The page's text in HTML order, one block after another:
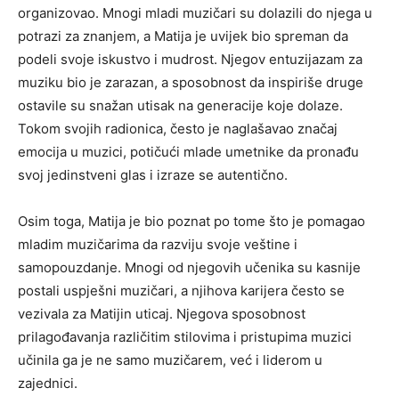
organizovao. Mnogi mladi muzičari su dolazili do njega u
potrazi za znanjem, a Matija je uvijek bio spreman da
podeli svoje iskustvo i mudrost. Njegov entuzijazam za
muziku bio je zarazan, a sposobnost da inspiriše druge
ostavile su snažan utisak na generacije koje dolaze.
Tokom svojih radionica, često je naglašavao značaj
emocija u muzici, potičući mlade umetnike da pronađu
svoj jedinstveni glas i izraze se autentično.
Osim toga, Matija je bio poznat po tome što je pomagao
mladim muzičarima da razviju svoje veštine i
samopouzdanje. Mnogi od njegovih učenika su kasnije
postali uspješni muzičari, a njihova karijera često se
vezivala za Matijin uticaj. Njegova sposobnost
prilagođavanja različitim stilovima i pristupima muzici
učinila ga je ne samo muzičarem, već i liderom u
zajednici.